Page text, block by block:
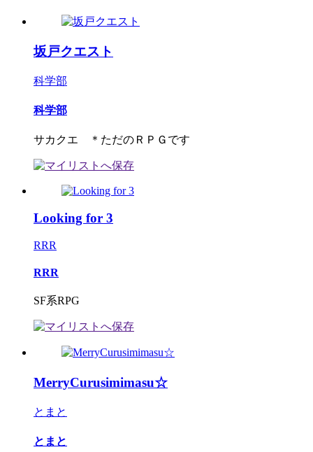
坂戸クエスト
科学部
科学部
サカクエ ＊ただのＲＰＧです
Looking for 3
RRR
RRR
SF系RPG
MerryCurusimimasu☆
とまと
とまと